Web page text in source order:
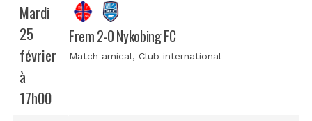
Mardi
25
février
à
17h00
Frem 2-0 Nykobing FC
Match amical, Club international